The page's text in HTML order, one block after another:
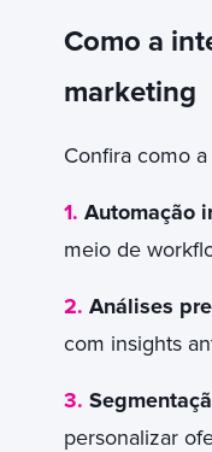
Como a
marketing
Confira como
1. Automação
meio de
2. Análises
com insights
3.
personalizar